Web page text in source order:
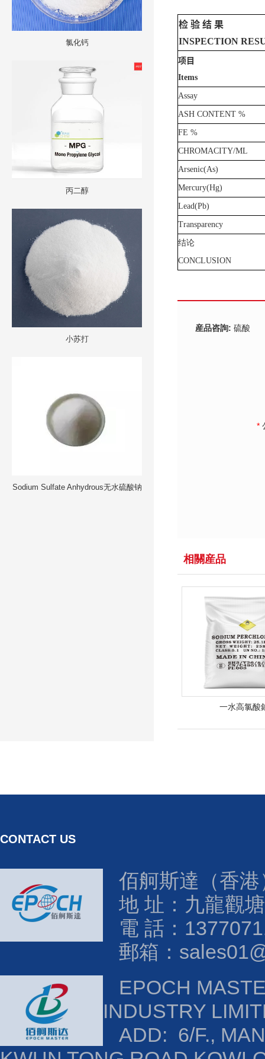
氯化钙
丙二醇
小苏打
Sodium Sulfate Anhydrous无水硫酸钠
检验结果
INSPECTION
项目
Items
Assay
ASH CONTENT %
FE %
CHROMACITY/ML
Arsenic(As)
Mercury(Hg)
Lead(Pb)
Transparency
结论
CONCLUSION
産品咨詢: 硫酸
*
相關産品
一水高氯酸
CONTACT US
佰舸斯達（香
地 址：九龍觀
電 話：
郵箱：
EPOCH
INDUSTRY
ADD: 6/F.,